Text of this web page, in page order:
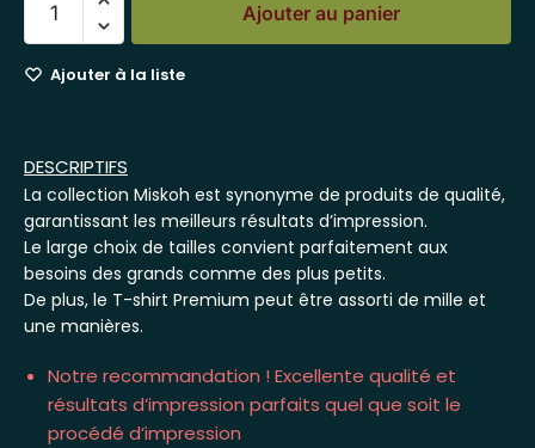
Ajouter au panier
Ajouter à la liste
DESCRIPTIFS
La collection Miskoh est synonyme de produits de qualité,
garantissant les meilleurs résultats d’impression.
Le large choix de tailles convient parfaitement aux
besoins des grands comme des plus petits.
De plus, le T-shirt Premium peut être assorti de mille et
une manières.
Notre recommandation ! Excellente qualité et
résultats d’impression parfaits quel que soit le
procédé d’impression